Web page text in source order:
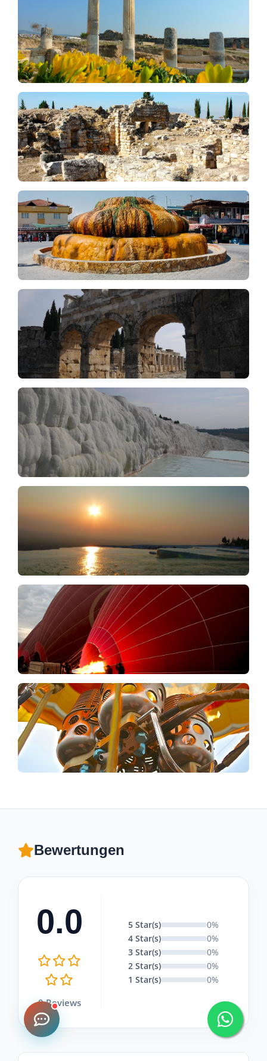
Bewertungen
0.0
0 Reviews
5 Star(s)
0%
4 Star(s)
0%
3 Star(s)
0%
2 Star(s)
0%
1 Star(s)
0%